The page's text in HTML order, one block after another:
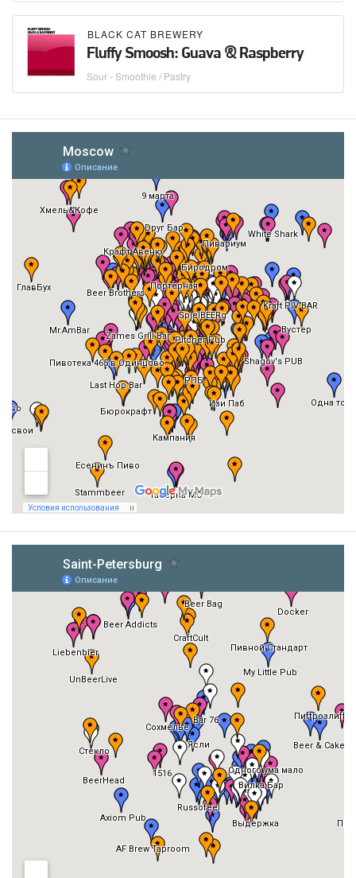
BLACK CAT BREWERY
Fluffy Smoosh: Guava & Raspberry
Sour - Smoothie / Pastry